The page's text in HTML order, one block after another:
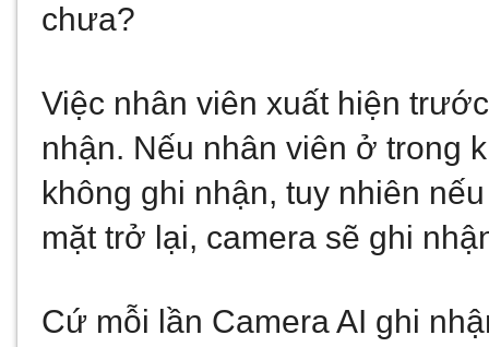
chưa?
Việc nhân viên xuất hiện
nhận. Nếu nhân viên ở trong
không ghi nhận, tuy nhiên
mặt trở lại, camera sẽ ghi
Cứ mỗi lần Camera AI ghi